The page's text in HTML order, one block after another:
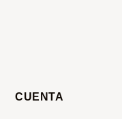
CUENTA